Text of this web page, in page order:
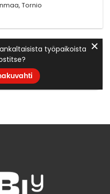
Tornio
työpaikoista ✕